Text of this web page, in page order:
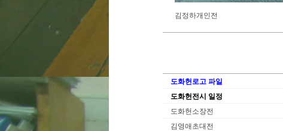
김정하개인전
도화헌로고 파일
도화헌전시 일정
도화헌소장전
김영애초대전